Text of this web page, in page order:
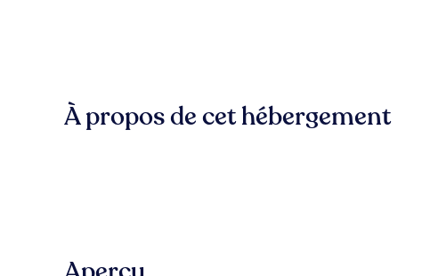
À propos de cet hébergement